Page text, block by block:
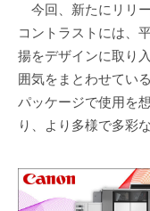
今回、新たにリリ
コントラストには、
揚をデザインに取り
囲気をまとわせてい
パッケージで使用を
り、より多様で多彩